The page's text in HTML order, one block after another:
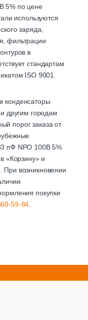
5% по цене
используются
заряда,
фильтрации
в
стандартам
ISO 9001.
конденсаторы
другим городам
порог заказа от
пФ NPO 100B 5%
«Корзину» и
При возникновении
покупки
59-84.